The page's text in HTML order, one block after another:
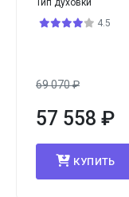
Тип духовки
4.5
69 070₽
57 558 ₽
КУПИТЬ